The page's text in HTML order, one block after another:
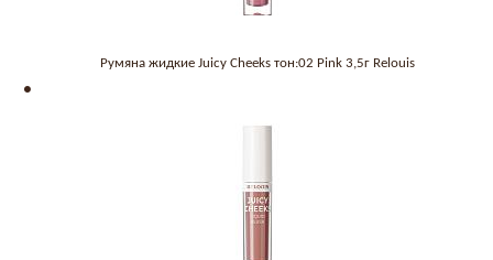
Румяна жидкие Juicy Cheeks тон:02 Pink 3,5г Relouis